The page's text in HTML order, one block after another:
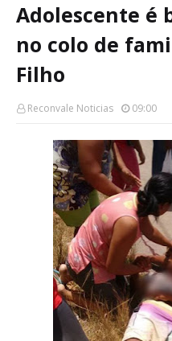
Adolescente é
no colo de
Filho
Reconvale Noticias 09:00